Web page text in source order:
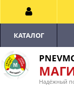
Надёжный
КАТАЛОГ